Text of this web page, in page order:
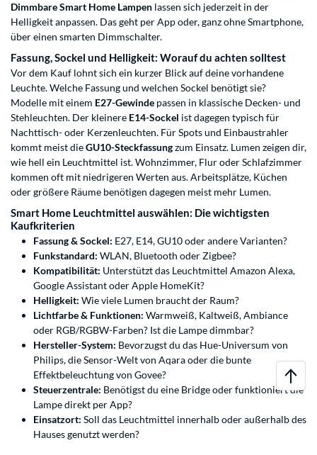
Dimmbare Smart Home Lampen lassen sich jederzeit in der
Helligkeit anpassen. Das geht per App oder, ganz ohne Smartphone,
über einen smarten Dimmschalter.
Fassung, Sockel und Helligkeit: Worauf du achten solltest
Vor dem Kauf lohnt sich ein kurzer Blick auf deine vorhandene
Leuchte. Welche Fassung und welchen Sockel benötigt sie?
Modelle mit einem E27-Gewinde passen in klassische Decken- und
Stehleuchten. Der kleinere E14-Sockel ist dagegen typisch für
Nachttisch- oder Kerzenleuchten. Für Spots und Einbaustrahler
kommt meist dieGU10-Steckfassungzum Einsatz. Lumen zeigen dir,
wie hell ein Leuchtmittel ist. Wohnzimmer, Flur oder Schlafzimmer
kommen oft mit niedrigeren Werten aus. Arbeitsplätze, Küchen
oder größere Räume benötigen dagegen meist mehr Lumen.
Smart Home Leuchtmittel auswählen: Die wichtigsten
Kaufkriterien
Fassung & Sockel: E27, E14, GU10 oder andere Varianten?
Funkstandard: WLAN, Bluetooth oder Zigbee?
Kompatibilität: Unterstützt das Leuchtmittel Amazon Alexa,
Google Assistant oder Apple HomeKit?
Helligkeit: Wie viele Lumen braucht der Raum?
Lichtfarbe & Funktionen: Warmweiß, Kaltweiß, Ambiance
oder RGB/RGBW-Farben? Ist die Lampe dimmbar?
Hersteller-System: Bevorzugst du das Hue-Universum von
Philips, die Sensor-Welt von Aqara oder die bunte
Effektbeleuchtung von Govee?
Steuerzentrale: Benötigst du eine Bridge oder funktioniert die
Lampe direkt per App?
Einsatzort: Soll das Leuchtmittel innerhalb oder außerhalb des
Hauses genutzt werden?